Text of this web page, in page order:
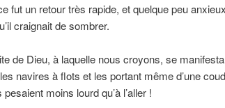
fut un retour très rapide, et quelque peu
craignait de sombrer.
de Dieu, à laquelle nous croyons, se
navires à flots et les portant même d’une
moins lourd qu’à l’aller !